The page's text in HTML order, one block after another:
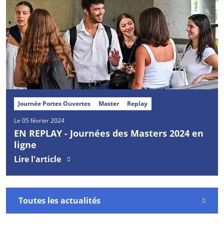
Journée Portes Ouvertes Master Replay
Le 05 février 2024
EN REPLAY - Journées des Masters 2024 en
ligne
Lire l'article
Toutes les actualités